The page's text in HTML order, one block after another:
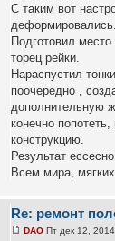
С таким вот
деформировались.
Подготовил
торец рейки.
Нараспустил
поочередно ,
дополнительную
конечно
конструкцию.
Результат
Всем мира,
Re: ремонт
DAO Пт дек 12,